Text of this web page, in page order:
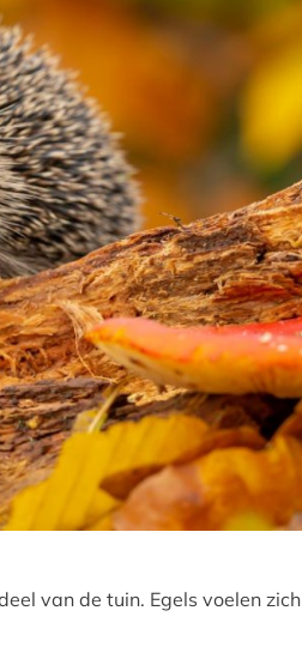
van de tuin. Egels voelen zich